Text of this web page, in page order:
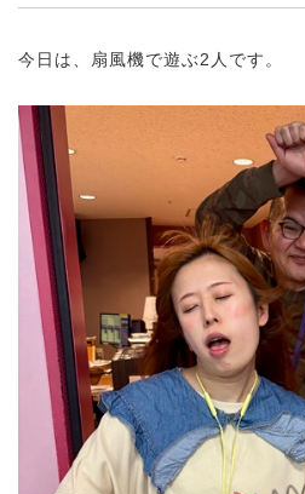
今日は、扇風機で遊ぶ2人です。